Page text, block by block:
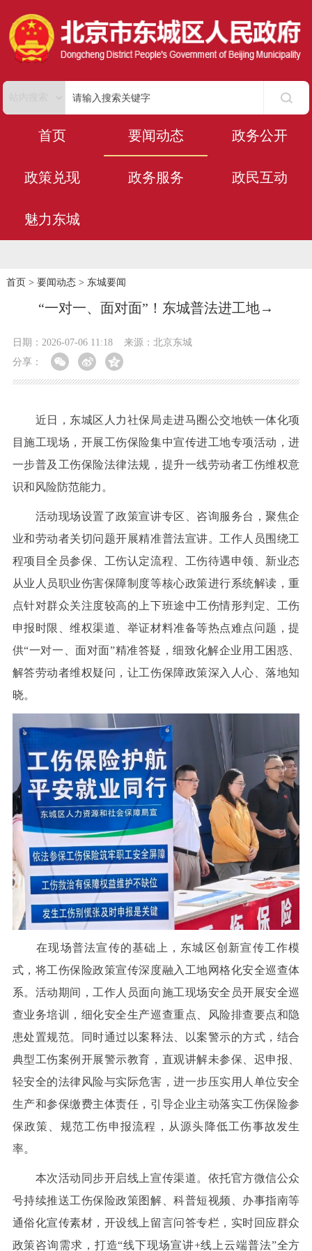
首页 要闻动态 政务公开
政策兑现 政务服务 政民互动
魅力东城
首页 > 要闻动态> 东城要闻
“一对一、面对面”！东城普法进工地→
日期：2026-07-06 11:18
来源：北京东城
分享：
近日，东城区人力社保局走进马圈公交地铁一体化项
目施工现场，开展工伤保险集中宣传进工地专项活动，进
一步普及工伤保险法律法规，提升一线劳动者工伤维权意
识和风险防范能力。
活动现场设置了政策宣讲专区、咨询服务台，聚焦企
业和劳动者关切问题开展精准普法宣讲。工作人员围绕工
程项目全员参保、工伤认定流程、工伤待遇申领、新业态
从业人员职业伤害保障制度等核心政策进行系统解读，重
点针对群众关注度较高的上下班途中工伤情形判定、工伤
申报时限、维权渠道、举证材料准备等热点难点问题，提
供“一对一、面对面”精准答疑，细致化解企业用工困惑、
解答劳动者维权疑问，让工伤保障政策深入人心、落地知
晓。
在现场普法宣传的基础上，东城区创新宣传工作模
式，将工伤保险政策宣传深度融入工地网格化安全巡查体
系。活动期间，工作人员面向施工现场安全员开展安全巡
查业务培训，细化安全生产巡查重点、风险排查要点和隐
患处置规范。同时通过以案释法、以案警示的方式，结合
典型工伤案例开展警示教育，直观讲解未参保、迟申报、
轻安全的法律风险与实际危害，进一步压实用人单位安全
生产和参保缴费主体责任，引导企业主动落实工伤保险参
保政策、规范工伤申报流程，从源头降低工伤事故发生
率。
本次活动同步开启线上宣传渠道。依托官方微信公众
号持续推送工伤保险政策图解、科普短视频、办事指南等
通俗化宣传素材，开设线上留言问答专栏，实时回应群众
政策咨询需求，打造“线下现场宣讲+线上云端普法”全方